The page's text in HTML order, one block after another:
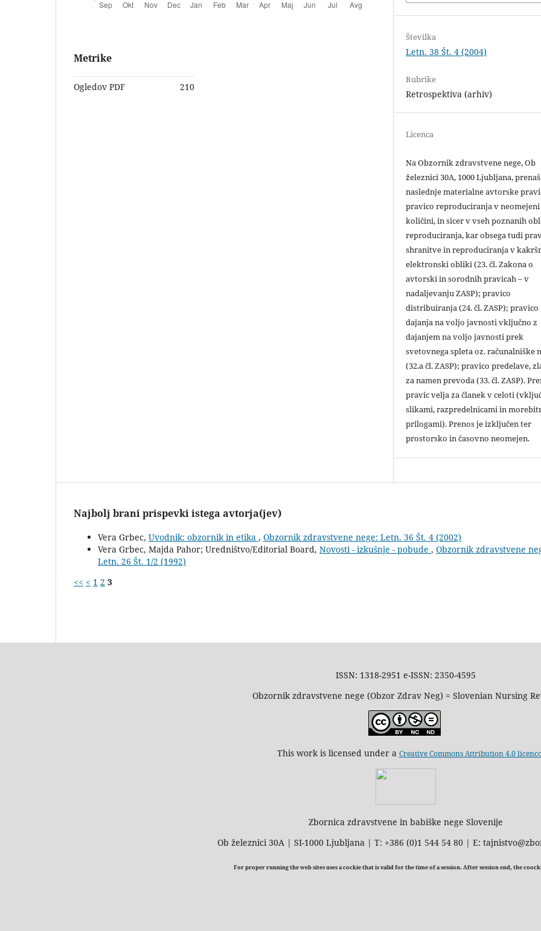
Metrike
Ogledov PDF 210
Številka
Letn. 38 Št. 4 (2004)
Rubrike
Retrospektiva (arhiv)
Licenca
Na Obzornik zdravstvene nege, Ob
železnici 30A, 1000 Ljubljana,
naslednje materialne avtorske
pravico reproduciranja v neomejeni
količini, in sicer v vseh poznanih
reproduciranja, kar obsega tudi
shranitve in reproduciranja v
elektronski obliki (23. čl. Zakona o
avtorski in sorodnih pravicah – v
nadaljevanju ZASP); pravico
distribuiranja (24. čl. ZASP); pravico
dajanja na voljo javnosti vključno z
dajanjem na voljo javnosti prek
svetovnega spleta oz. računalniške
(32.a čl. ZASP); pravico predelave,
za namen prevoda (33. čl. ZASP).
pravic velja za članek v celoti
slikami, razpredelnicami in
prilogami). Prenos je izključen ter
prostorsko in časovno neomejen.
Najbolj brani prispevki istega avtorja(jev)
Vera Grbec, Uvodnik: obzornik in etika , Obzornik zdravstvene nege: Letn. 36 Št. 4 (2002)
Vera Grbec, Majda Pahor; Uredništvo/Editorial Board, Novosti - izkušnje - pobude , Obzornik zdravstvene
Letn. 26 Št. 1/2 (1992)
<< < 1 2 3
ISSN: 1318-2951 e-ISSN: 2350-4595
Obzornik zdravstvene nege (Obzor Zdrav Neg) = Slovenian Nursing
This work is licensed under a Creative Commons Attribution 4.0
Zbornica zdravstvene in babiške nege Slovenije
Ob železnici 30A | SI-1000 Ljubljana | T: +386 (0)1 544 54 80 | E:
For proper running the web sites uses a cockie that is valid for the time of a session. After session end, the